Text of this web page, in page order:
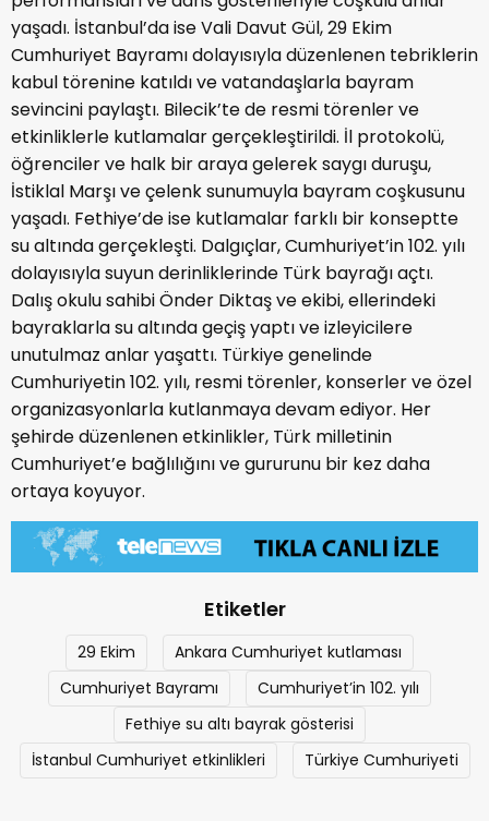
yaşadı. İstanbul’da ise Vali Davut Gül, 29 Ekim
Cumhuriyet Bayramı dolayısıyla düzenlenen tebriklerin
kabul törenine katıldı ve vatandaşlarla bayram
sevincini paylaştı. Bilecik’te de resmi törenler ve
etkinliklerle kutlamalar gerçekleştirildi. İl protokolü,
öğrenciler ve halk bir araya gelerek saygı duruşu,
İstiklal Marşı ve çelenk sunumuyla bayram coşkusunu
yaşadı. Fethiye’de ise kutlamalar farklı bir konseptte
su altında gerçekleşti. Dalgıçlar, Cumhuriyet’in 102. yılı
dolayısıyla suyun derinliklerinde Türk bayrağı açtı.
Dalış okulu sahibi Önder Diktaş ve ekibi, ellerindeki
bayraklarla su altında geçiş yaptı ve izleyicilere
unutulmaz anlar yaşattı. Türkiye genelinde
Cumhuriyetin 102. yılı, resmi törenler, konserler ve özel
organizasyonlarla kutlanmaya devam ediyor. Her
şehirde düzenlenen etkinlikler, Türk milletinin
Cumhuriyet’e bağlılığını ve gururunu bir kez daha
ortaya koyuyor.
Etiketler
29 Ekim
Ankara Cumhuriyet kutlaması
Cumhuriyet Bayramı
Cumhuriyet’in 102. yılı
Fethiye su altı bayrak gösterisi
İstanbul Cumhuriyet etkinlikleri
Türkiye Cumhuriyeti